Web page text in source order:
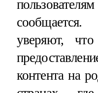
уверяют,
контента на